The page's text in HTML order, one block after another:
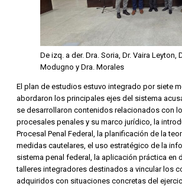
De izq. a der. Dra. Soria, Dr. Vaira Leyton,
Modugno y Dra. Morales
El plan de estudios estuvo integrado por siete
abordaron los principales ejes del sistema
se desarrollaron contenidos relacionados con
procesales penales y su marco jurídico, la
Procesal Penal Federal, la planificación de la
medidas cautelares, el uso estratégico de la
sistema penal federal, la aplicación práctica en
talleres integradores destinados a vincular los
adquiridos con situaciones concretas del